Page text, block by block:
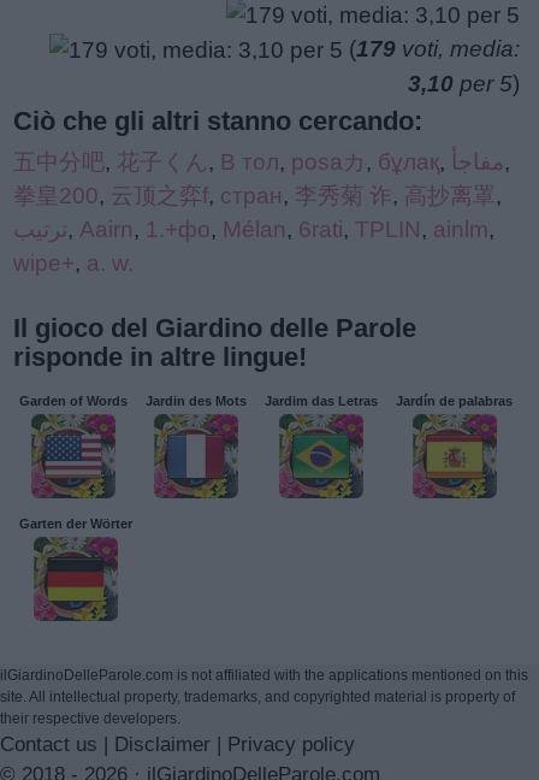
(179 voti, media:
3,10 per 5)
Ciò che gli altri stanno cercando:
五中分吧, 花子くん, В тол, posaカ , бұлақ, مفاجأ,
拳皇200, 云顶之弈f, стран, 李秀菊 诈, 高抄离罩,
ترتيب, Aairn, 1.+фо, Mélan, 6rati, TPLIN, ainlm,
wipe+, a. w.
Il gioco del Giardino delle Parole
risponde in altre lingue!
Garden of Words Jardin des Mots Jardim das Letras Jardín de palabras
Garten der Wörter
ilGiardinoDelleParole.com is not affiliated with the applications mentioned on this
site. All intellectual property, trademarks, and copyrighted material is property of
their respective developers.
Contact us | Disclaimer | Privacy policy
© 2018 - 2026 · ilGiardinoDelleParole.com